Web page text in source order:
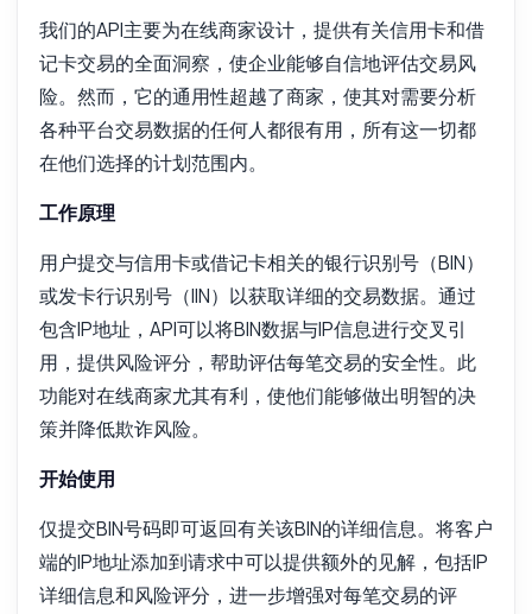
我们的API主要为在线商家设计，提供有关信用卡和借
记卡交易的全面洞察，使企业能够自信地评估交易风
险。然而，它的通用性超越了商家，使其对需要分析
各种平台交易数据的任何人都很有用，所有这一切都
在他们选择的计划范围内。
工作原理
用户提交与信用卡或借记卡相关的银行识别号（BIN）
或发卡行识别号（IIN）以获取详细的交易数据。通过
包含IP地址，API可以将BIN数据与IP信息进行交叉引
用，提供风险评分，帮助评估每笔交易的安全性。此
功能对在线商家尤其有利，使他们能够做出明智的决
策并降低欺诈风险。
开始使用
仅提交BIN号码即可返回有关该BIN的详细信息。将客户
端的IP地址添加到请求中可以提供额外的见解，包括IP
详细信息和风险评分，进一步增强对每笔交易的评